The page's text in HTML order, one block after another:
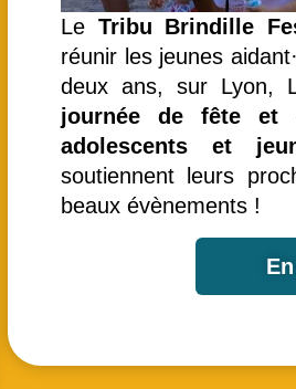
Le Tribu Brindille
réunir les jeunes
deux ans, sur Lyon,
journée de fête et
adolescents et
soutiennent leurs
beaux évènements !